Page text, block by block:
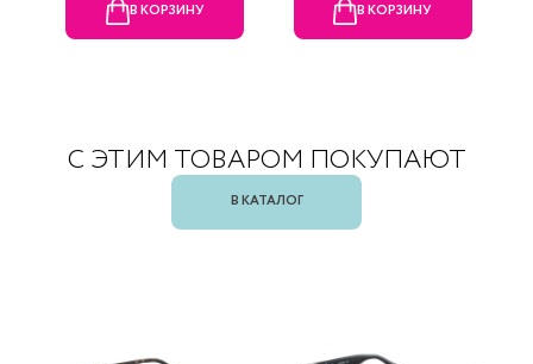
В КОРЗИНУ В КОРЗИНУ
С ЭТИМ ТОВАРОМ ПОКУПАЮТ
В КАТАЛОГ